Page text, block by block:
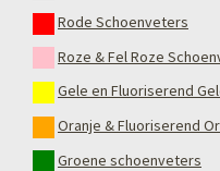
Rode Schoenveters
Roze & Fel Roze
Gele en Fluoriserend
Oranje & Fluoriserend
Groene schoenveters